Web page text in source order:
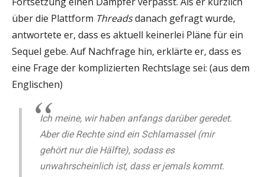
über die Plattform Threadsdanach gefragt wurde,
antwortete er, dass es aktuell keinerlei Pläne für ein
Sequel gebe. Auf Nachfrage hin, erklärte er, dass es
eine Frage der komplizierten Rechtslage sei: (aus dem
Englischen)
Ich meine, wir haben anfangs darüber geredet.
Aber die Rechte sind ein Schlamassel (mir
gehört nur die Hälfte), sodass es
unwahrscheinlich ist, dass er jemals kommt.